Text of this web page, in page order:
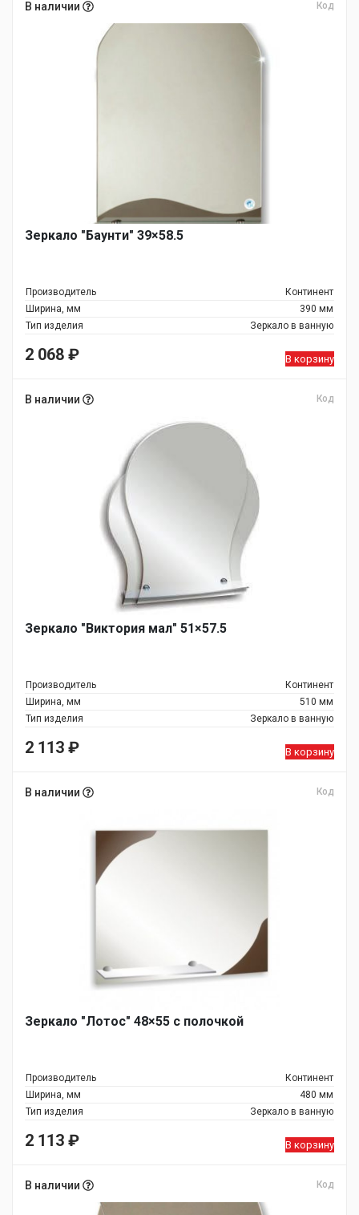
В наличии Код
Зеркало "Баунти" 39×58.5
Производитель
Континент
Ширина, мм
390 мм
Тип изделия
Зеркало в ванную
2 068 ₽ В корзину
В наличии Код
Зеркало "Виктория мал" 51×57.5
Производитель
Континент
Ширина, мм
510 мм
Тип изделия
Зеркало в ванную
2 113 ₽ В корзину
В наличии Код
Зеркало "Лотос" 48×55 с полочкой
Производитель
Континент
Ширина, мм
480 мм
Тип изделия
Зеркало в ванную
2 113 ₽ В корзину
В наличии Код